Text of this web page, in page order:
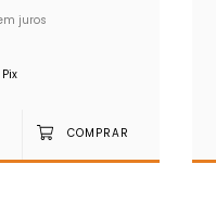
juros
Pix